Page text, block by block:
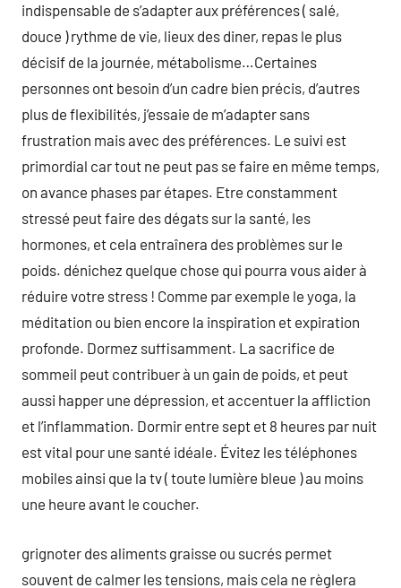
indispensable de s’adapter aux préférences ( salé,
douce ) rythme de vie, lieux des diner, repas le plus
décisif de la journée, métabolisme…Certaines
personnes ont besoin d’un cadre bien précis, d’autres
plus de flexibilités, j’essaie de m’adapter sans
frustration mais avec des préférences. Le suivi est
primordial car tout ne peut pas se faire en même temps,
on avance phases par étapes. Etre constamment
stressé peut faire des dégats sur la santé, les
hormones, et cela entraînera des problèmes sur le
poids. dénichez quelque chose qui pourra vous aider à
réduire votre stress ! Comme par exemple le yoga, la
méditation ou bien encore la inspiration et expiration
profonde. Dormez suffisamment. La sacrifice de
sommeil peut contribuer à un gain de poids, et peut
aussi happer une dépression, et accentuer la affliction
et l’inflammation. Dormir entre sept et 8 heures par nuit
est vital pour une santé idéale. Évitez les téléphones
mobiles ainsi que la tv ( toute lumière bleue ) au moins
une heure avant le coucher.
grignoter des aliments graisse ou sucrés permet
souvent de calmer les tensions, mais cela ne règlera